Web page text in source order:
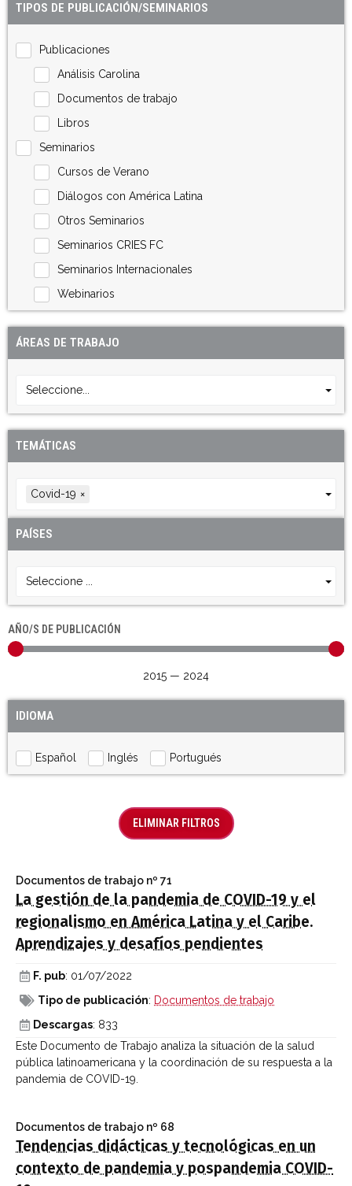
TIPOS DE PUBLICACIÓN/SEMINARIOS
Publicaciones
Análisis Carolina
Documentos de trabajo
Libros
Seminarios
Cursos de Verano
Diálogos con América Latina
Otros Seminarios
Seminarios CRIES FC
Seminarios Internacionales
Webinarios
ÁREAS DE TRABAJO
Seleccione...
TEMÁTICAS
Covid-19 ×
PAÍSES
Seleccione ...
AÑO/S DE PUBLICACIÓN
2015 — 2024
IDIOMA
Español Inglés Portugués
ELIMINAR FILTROS
Documentos de trabajo nº 71
La gestión de la pandemia de COVID-19 y el
regionalismo en América Latina y el Caribe.
Aprendizajes y desafíos pendientes
F. pub: 01/07/2022
Tipo de publicación: Documentos de trabajo
Descargas: 833
Este Documento de Trabajo analiza la situación de la salud
pública latinoamericana y la coordinación de su respuesta a la
pandemia de COVID-19.
Documentos de trabajo nº 68
Tendencias didácticas y tecnológicas en un
contexto de pandemia y pospandemia COVID-